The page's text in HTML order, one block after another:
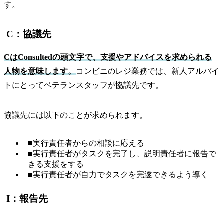
す。
C：協議先
CはConsultedの頭文字で、支援やアドバイスを求められる
人物を意味します。コンビニのレジ業務では、新人アルバイ
トにとってベテランスタッフが協議先です。
協議先には以下のことが求められます。
■実行責任者からの相談に応える
■実行責任者がタスクを完了し、説明責任者に報告で
きる支援をする
■実行責任者が自力でタスクを完遂できるよう導く
I：報告先